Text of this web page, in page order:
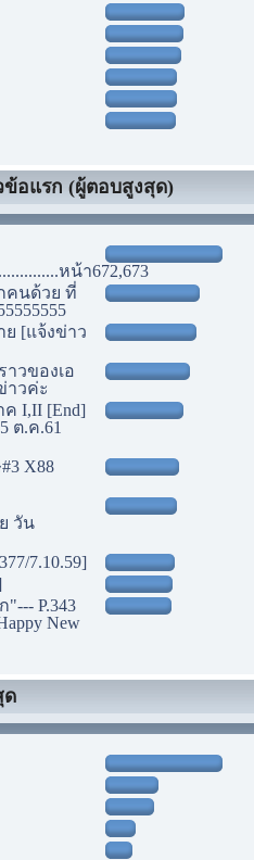
อแรก (ผู้ตอบสูงสุด)
หน้า672,673
คนด้วย ที่
ย [แจ้งข่าว
าวของเอ
าวค่ะ
I,II [End]
ต.ค.61
X88
วัน
7.10.59]
P.343
New
ด